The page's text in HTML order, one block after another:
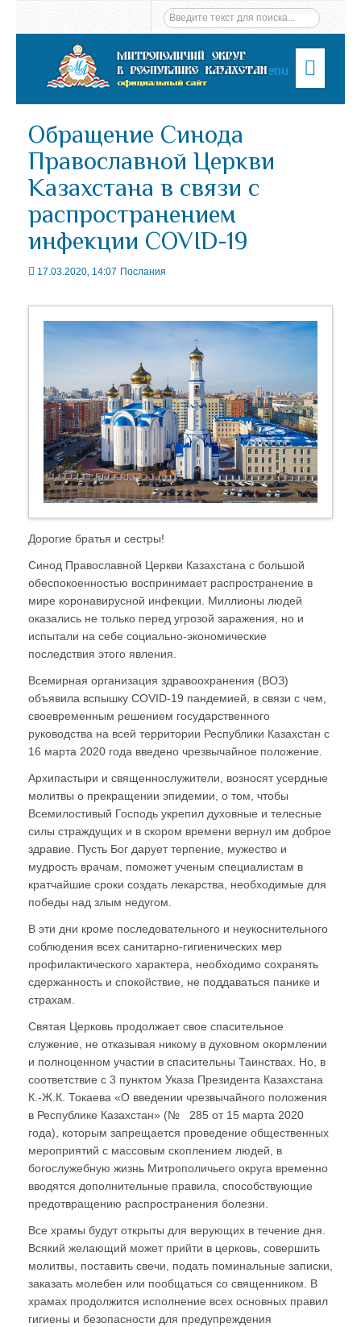
Menu
Обращение Синода
Православной Церкви
Казахстана в связи с
распространением
инфекции COVID-19
17.03.2020, 14:07 Послания
Дорогие братья и сестры!
Синод Православной Церкви Казахстана с большой
обеспокоенностью воспринимает распространение в
мире коронавирусной инфекции. Миллионы людей
оказались не только перед угрозой заражения, но и
испытали на себе социально-экономические
последствия этого явления.
Всемирная организация здравоохранения (ВОЗ)
объявила вспышку COVID-19 пандемией, в связи с чем,
своевременным решением государственного
руководства на всей территории Республики Казахстан с
16 марта 2020 года введено чрезвычайное положение.
Архипастыри и священнослужители, возносят усердные
молитвы о прекращении эпидемии, о том, чтобы
Всемилостивый Господь укрепил духовные и телесные
силы страждущих и в скором времени вернул им доброе
здравие. Пусть Бог дарует терпение, мужество и
мудрость врачам, поможет ученым специалистам в
кратчайшие сроки создать лекарства, необходимые для
победы над злым недугом.
В эти дни кроме последовательного и неукоснительного
соблюдения всех санитарно-гигиенических мер
профилактического характера, необходимо сохранять
сдержанность и спокойствие, не поддаваться панике и
страхам.
Святая Церковь продолжает свое спасительное
служение, не отказывая никому в духовном окормлении
и полноценном участии в спасительны Таинствах. Но, в
соответствие с 3 пунктом Указа Президента Казахстана
К.-Ж.К. Токаева «О введении чрезвычайного положения
в Республике Казахстан» (№ 285 от 15 марта 2020
года), которым запрещается проведение общественных
мероприятий с массовым скоплением людей, в
богослужебную жизнь Митрополичьего округа временно
вводятся дополнительные правила, способствующие
предотвращению распространения болезни.
Все храмы будут открыты для верующих в течение дня.
Всякий желающий может прийти в церковь, совершить
молитвы, поставить свечи, подать поминальные записки,
заказать молебен или пообщаться со священником. В
храмах продолжится исполнение всех основных правил
гигиены и безопасности для предупреждения